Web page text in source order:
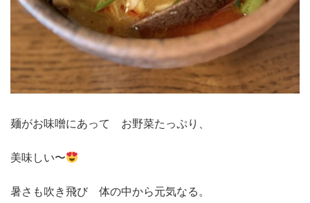
麺がお味噌にあって お野菜たっぷり、
美味しい〜
暑さも吹き飛び 体の中から元気なる。